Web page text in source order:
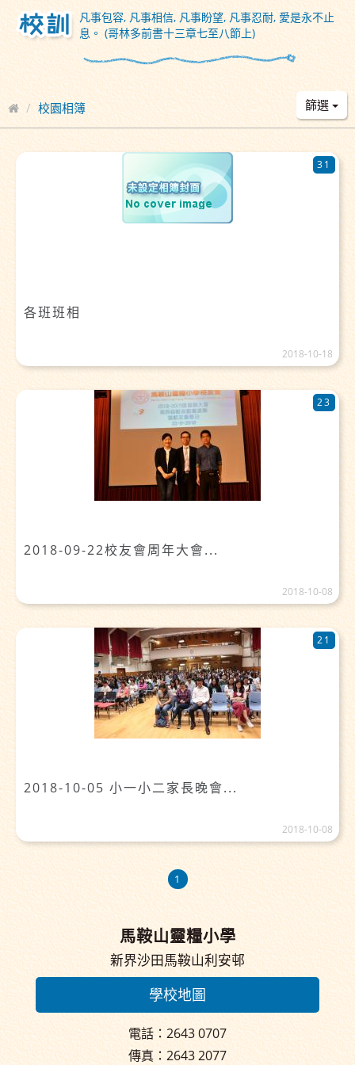
凡事包容, 凡事相信, 凡事盼望, 凡事忍耐, 愛是永不止
息。 (哥林多前書十三章七至八節上)
校園相簿 篩選
各班班相
31
2018-10-18
2018-09-22校友會周年大會...
23
2018-10-08
2018-10-05 小一小二家長晚會...
21
2018-10-08
1
馬鞍山靈糧小學
新界沙田馬鞍山利安邨
學校地圖
電話：2643 0707
傳真：2643 2077